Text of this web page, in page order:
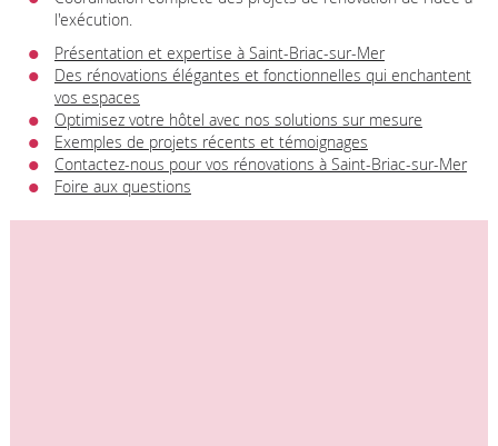
l'exécution.
Présentation et expertise à Saint-Briac-sur-Mer
Des rénovations élégantes et fonctionnelles qui enchantent
vos espaces
Optimisez votre hôtel avec nos solutions sur mesure
Exemples de projets récents et témoignages
Contactez-nous pour vos rénovations à Saint-Briac-sur-Mer
Foire aux questions